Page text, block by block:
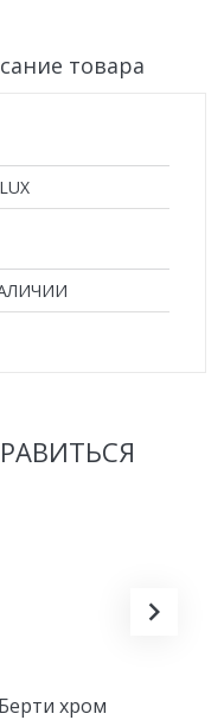
товара
хром